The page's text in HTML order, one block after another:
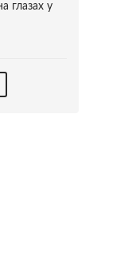
глазах у